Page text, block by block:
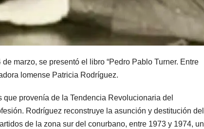
marzo, se presentó el libro “Pedro Pablo Turner. Entre
lomense Patricia Rodríguez.
provenía de la Tendencia Revolucionaria del
Rodríguez reconstruye la asunción y destitución del
de la zona sur del conurbano, entre 1973 y 1974, un